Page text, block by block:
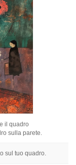
il quadro
sulla parete.
sul tuo quadro.